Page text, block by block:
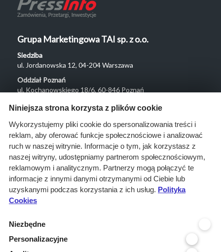
Grupa Marketingowa TAI sp. z o.o.
Siedziba
ul. Jordanowska 12, 04-204 Warszawa
Oddział Poznań
ul. Kochanowskiego 18/6, 60-846 Poznań
Menu
O nas
Rozwiązania
Monitoring
przetargów
Raporty
przetargowe
Kontakt
Niniejsza strona korzysta z plików cookie
Wykorzystujemy pliki cookie do spersonalizowania treści i
reklam, aby oferować funkcje społecznościowe i analizować
ruch w naszej witrynie. Informacje o tym, jak korzystasz z
naszej witryny, udostępniamy partnerom społecznościowym,
reklamowym i analitycznym. Partnerzy mogą połączyć te
informacje z innymi danymi otrzymanymi od Ciebie lub
uzyskanymi podczas korzystania z ich usług. Polityka
Cookies
Niezbędne
Personalizacyjne